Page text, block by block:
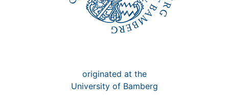
originated at the
University of Bamberg